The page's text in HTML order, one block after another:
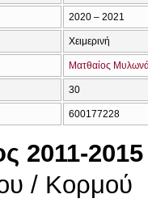
2020 – 2021
Χειμερινή
Ματθαίος
30
600177228
2011-2015
/ Κορμού